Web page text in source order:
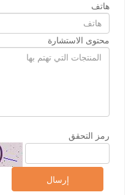
هاتف
محتوى الاستشارة
رمز التحقق
إرسال